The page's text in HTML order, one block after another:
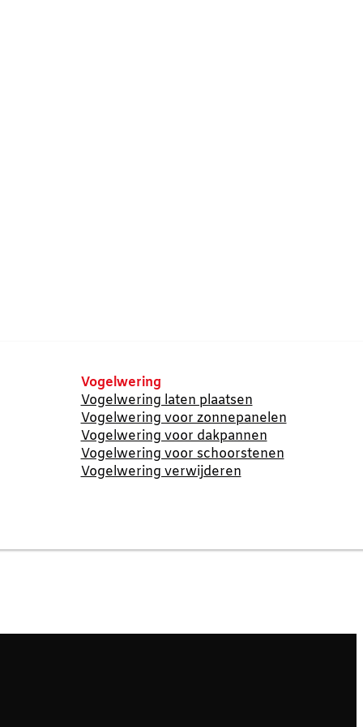
Vogelwering
Vogelwering laten plaatsen
Vogelwering voor zonnepanelen
Vogelwering voor dakpannen
Vogelwering voor schoorstenen
Vogelwering verwijderen